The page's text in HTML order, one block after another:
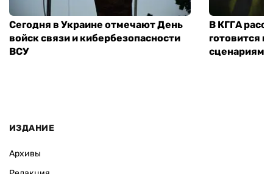
Сегодня в Украине отмечают День
войск связи и кибербезопасности
ВСУ
В КГГА
готовится
сценариям
ИЗДАНИЕ
Архивы